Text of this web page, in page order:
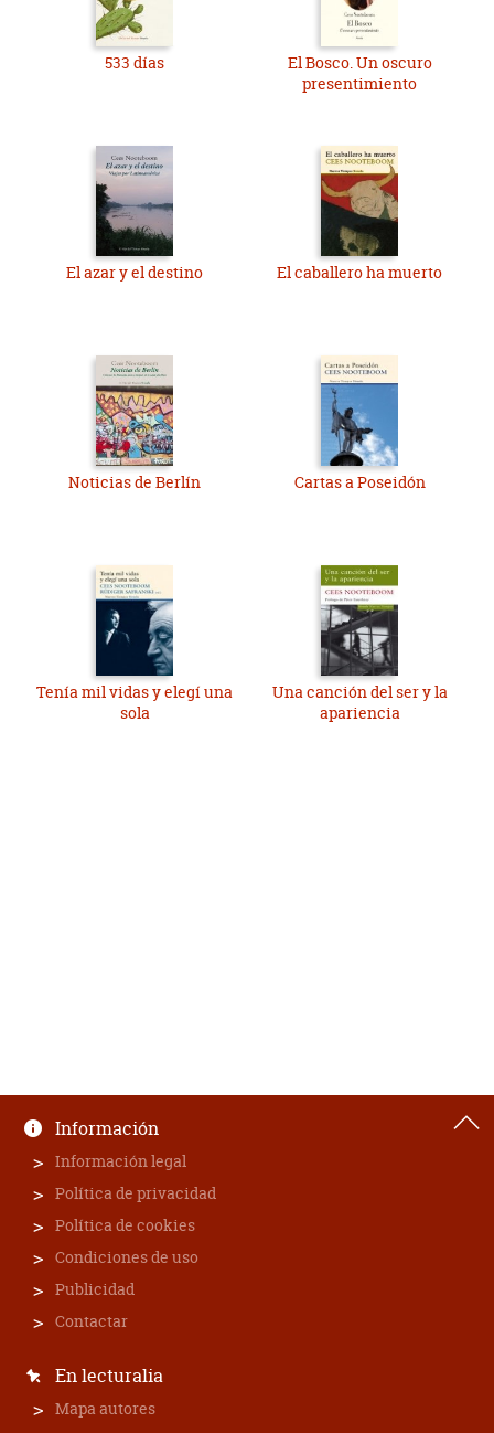
533 días
El Bosco. Un oscuro
presentimiento
El azar y el destino El caballero ha muerto
Noticias de Berlín Cartas a Poseidón
Tenía mil vidas y elegí una
sola
Una canción del ser y la
apariencia
Información
Información legal
Política de privacidad
Política de cookies
Condiciones de uso
Publicidad
Contactar
En lecturalia
Mapa autores